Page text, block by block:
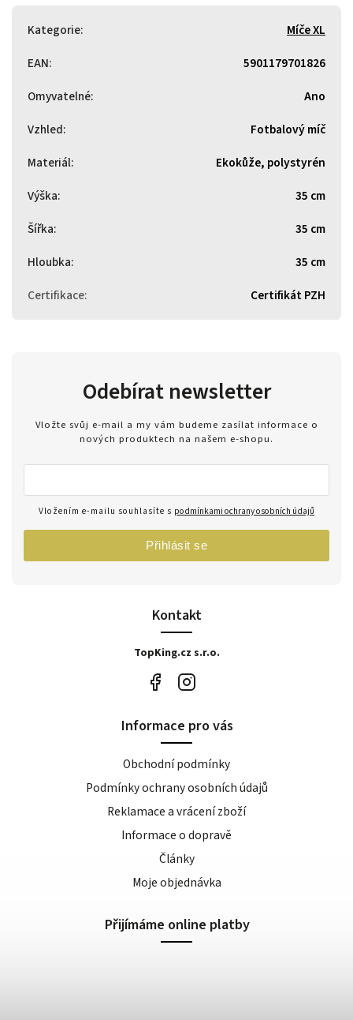
Kategorie:
Míče XL
EAN:
5901179701826
Omyvatelné:
Ano
Vzhled:
Fotbalový míč
Materiál:
Ekokůže, polystyrén
Výška:
35 cm
Šířka:
35 cm
Hloubka:
35 cm
Certifikace: Certifikát PZH
Kontakt
TopKing.cz s.r.o.
Odebírat newsletter
Vložte svůj e-mail a my vám budeme zasílat informace o
nových produktech na našem e-shopu.
Vložením e-mailu souhlasíte s podmínkami ochrany osobních údajů
Přihlásit se
Informace pro vás
Obchodní podmínky
Podmínky ochrany osobních údajů
Reklamace a vrácení zboží
Informace o dopravě
Články
Moje objednávka
Přijímáme online platby